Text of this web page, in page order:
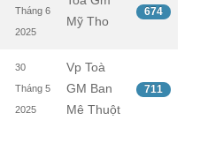
Tháng 6
2025
Mỹ Tho
674
30
Tháng 5
2025
Vp Toà
GM Ban
Mê Thuột
711